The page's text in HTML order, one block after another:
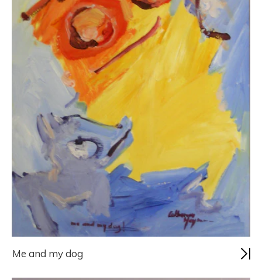
Me and my dog